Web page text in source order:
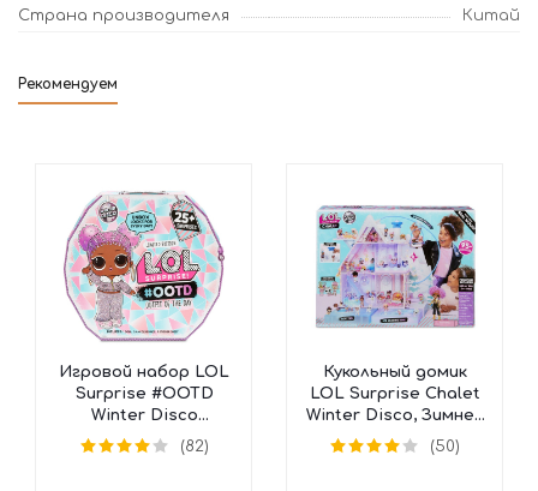
Страна производителя
Китай
Рекомендуем
Игровой набор LOL
Surprise #OOTD
Winter Disco
Календарь, 562504
(25 сюрпризов)
(82)
Кукольный домик
LOL Surprise Chalet
Winter Disco, Зимнее
Шале, 562207
(50)